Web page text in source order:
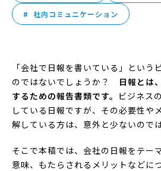
社内コミュニケーション
「会社で日報を書いている」という
のではないでしょうか？ 日報とは
するための報告書類です。 ビジネス
している日報ですが、その必要性や
解している方は、意外と少ないので
そこで本稿では、会社の日報をテー
意味、もたらされるメリットなどに